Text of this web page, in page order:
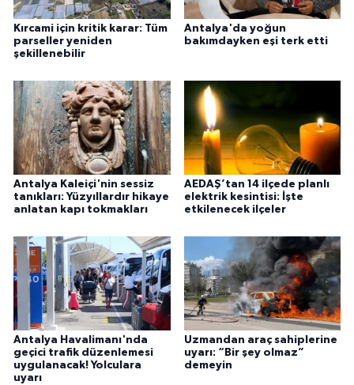
Kırcami için kritik karar: Tüm
parseller yeniden
şekillenebilir
Antalya'da yoğun
bakımdayken eşi terk etti
Antalya Kaleiçi'nin sessiz
tanıkları: Yüzyıllardır hikaye
anlatan kapı tokmakları
AEDAŞ’tan 14 ilçede planlı
elektrik kesintisi: İşte
etkilenecek ilçeler
Antalya Havalimanı'nda
geçici trafik düzenlemesi
uygulanacak! Yolculara
uyarı
Uzmandan araç sahiplerine
uyarı: “Bir şey olmaz”
demeyin